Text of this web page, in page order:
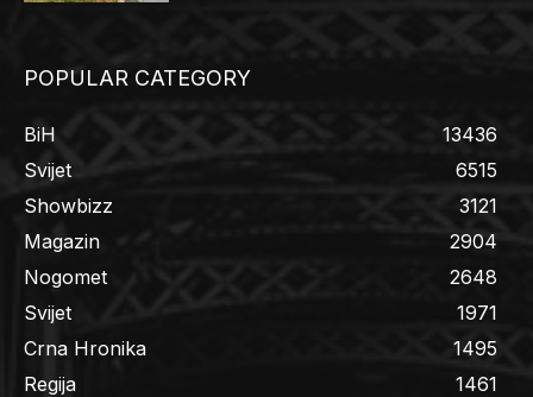
POPULAR CATEGORY
BiH
13436
Svijet
6515
Showbizz
3121
Magazin
2904
Nogomet
2648
Svijet
1971
Crna Hronika
1495
Regija
1461